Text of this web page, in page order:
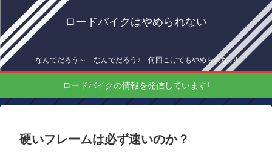
ロードバイクはやめられない
なんでだろう～ なんでだろう♪ 何回こけてもやめられない!
ロードバイクの情報を発信しています!
硬いフレームは必ず速いのか？